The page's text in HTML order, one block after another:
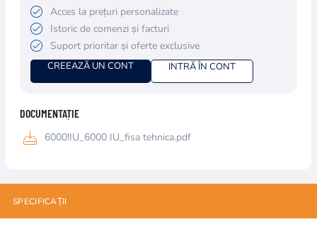
Acces la prețuri personalizate
Istoric de comenzi și facturi
Suport prioritar și oferte exclusive
CREEAZĂ UN CONT INTRĂ ÎN CONT
DOCUMENTAȚIE
6000!IU_6000 IU_fisa tehnica.pdf
SPECIFICAȚII
Numele atributuluiValoarea atributului